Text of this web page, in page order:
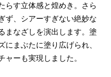
らす立体感と煌めき。さら
ず、シアーすぎない絶妙な
まなざしを演出します。塗
にまぶたに塗り広げられ、
ャーも実現しました。